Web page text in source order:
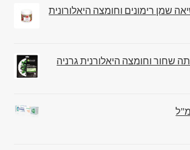
שמן רימונים וחומצה היאלורונית
שחור וחומצה היאלורנית גרניה